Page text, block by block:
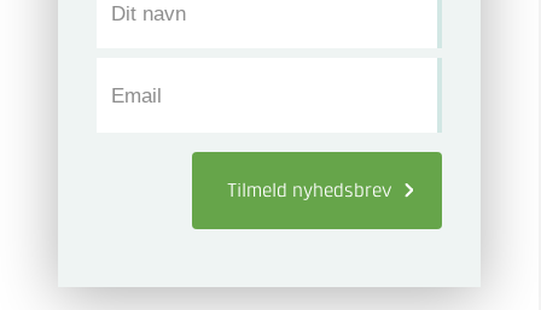
Dit navn
Email
Tilmeld nyhedsbrev